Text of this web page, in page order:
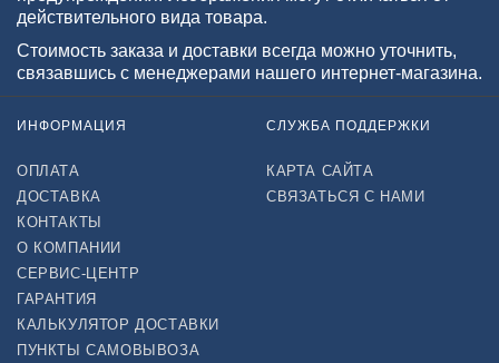
действительного вида товара.
Стоимость заказа и доставки всегда можно уточнить,
связавшись с менеджерами нашего интернет-магазина.
ИНФОРМАЦИЯ
ОПЛАТА
ДОСТАВКА
КОНТАКТЫ
О КОМПАНИИ
СЕРВИС-ЦЕНТР
ГАРАНТИЯ
КАЛЬКУЛЯТОР ДОСТАВКИ
ПУНКТЫ САМОВЫВОЗА
СЛУЖБА ПОДДЕРЖКИ
КАРТА САЙТА
СВЯЗАТЬСЯ С НАМИ